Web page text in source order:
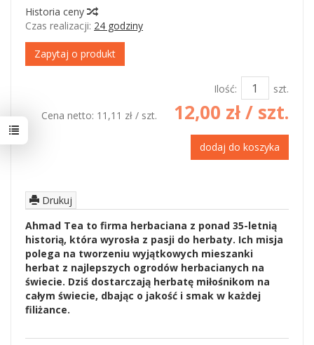
Historia ceny
Czas realizacji: 24 godziny
Zapytaj o produkt
Ilość:
szt.
Cena netto: 11,11 zł / szt. 12,00 zł/ szt.
dodaj do koszyka
Drukuj
Ahmad Tea to firma herbaciana z ponad 35-letnią
historią, która wyrosła z pasji do herbaty. Ich misja
polega na tworzeniu wyjątkowych mieszanki
herbat z najlepszych ogrodów herbacianych na
świecie. Dziś dostarczają herbatę miłośnikom na
całym świecie, dbając o jakość i smak w każdej
filiżance.